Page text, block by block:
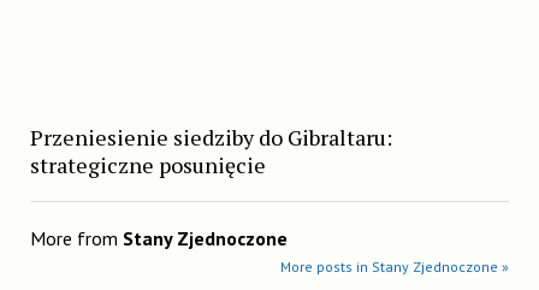
Przeniesienie siedziby do Gibraltaru:
strategiczne posunięcie
More from Stany Zjednoczone
More posts in Stany Zjednoczone »